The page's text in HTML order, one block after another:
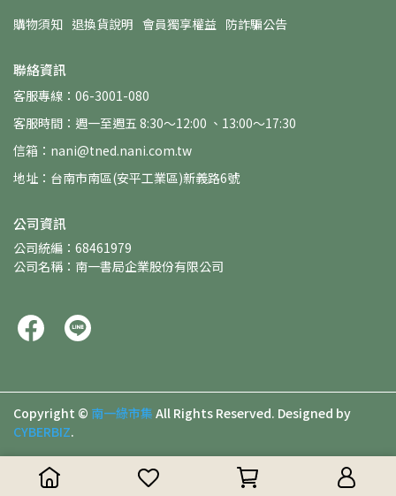
購物須知 退換貨說明 會員獨享權益 防詐騙公告
聯絡資訊
客服專線：06-3001-080
客服時間：週一至週五 8:30～12:00 、13:00～17:30
信箱：nani@tned.nani.com.tw
地址：台南市南區(安平工業區)新義路6號
公司資訊
公司統編：68461979
公司名稱：南一書局企業股份有限公司
Copyright © 南一綠市集 All Rights Reserved. Designed by
CYBERBIZ.